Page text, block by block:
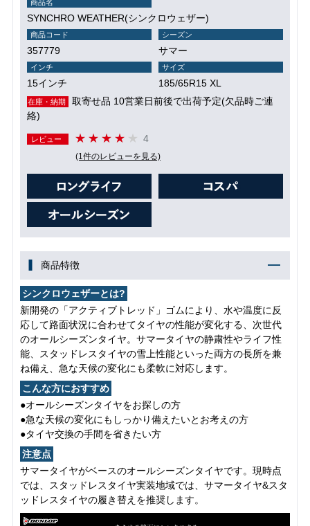
商品名
SYNCHRO WEATHER(シンクロウェザー)
商品コード
357779
シーズン
サマー
インチ
15インチ
サイズ
185/65R15 XL
在庫・納期
取寄せ品 10営業日前後で出荷予定(欠品時ご連
絡)
レビュー 4
(1件のレビューを見る)
商品特徴
シンクロウェザーとは?
新開発の「アクティブトレッド」ゴムにより、水や温度に反
応して路面状況に合わせてタイヤの性能が変化する、次世代
のオールシーズンタイヤ。サマータイヤの静粛性やライフ性
能、スタッドレスタイヤの雪上性能といった両方の長所を兼
ね備え、急な天候の変化にも柔軟に対応します。
こんな方におすすめ
●オールシーズンタイヤをお探しの方
●急な天候の変化にもしっかり備えたいとお考えの方
●タイヤ交換の手間を省きたい方
注意点
サマータイヤがベースのオールシーズンタイヤです。現時点
では、スタッドレスタイヤ実装地域では、サマータイヤ&スタ
ッドレスタイヤの履き替えを推奨します。